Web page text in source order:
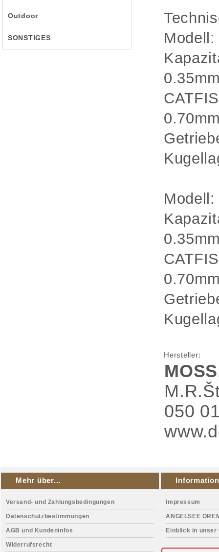
Outdoor
SONSTIGES
Hersteller:
050
Mehr über...
Versand- und Zahlungsbedingungen
Datenschutzbestimmungen
AGB und Kundeninfos
Widerrufsrecht
Impressum
ANGELSEE
Einblick in unser